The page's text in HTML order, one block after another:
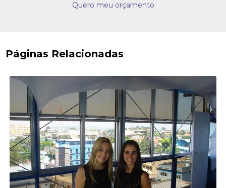
Quero meu orçamento
Páginas Relacionadas